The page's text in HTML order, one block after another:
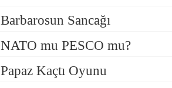
Barbarosun Sancağı
NATO mu PESCO mu?
Papaz Kaçtı Oyunu